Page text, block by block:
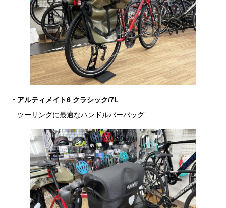
・アルティメイト6 クラシック/7L
ツーリングに最適なハンドルバーバッグ